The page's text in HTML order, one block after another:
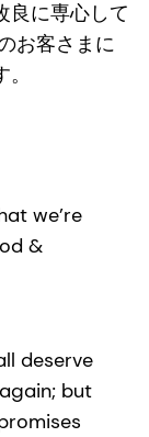
良に専心して
お客さまに
we’re
&
deserve
but